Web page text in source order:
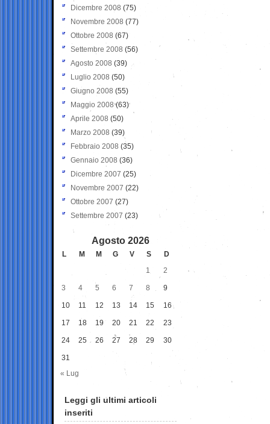
Dicembre 2008 (75)
Novembre 2008 (77)
Ottobre 2008 (67)
Settembre 2008 (56)
Agosto 2008 (39)
Luglio 2008 (50)
Giugno 2008 (55)
Maggio 2008(63)
Aprile 2008 (50)
Marzo 2008 (39)
Febbraio 2008 (35)
Gennaio 2008 (36)
Dicembre 2007 (25)
Novembre 2007 (22)
Ottobre 2007 (27)
Settembre 2007 (23)
Agosto 2026
L M M G V S
D
1
2
3 4 5 6 7 8 9
10 11 12 13 14 15 16
17 18 19 20 21 22 23
24 25 26 27 28 29 30
31
« Lug
Leggi gli ultimi articoli
inseriti